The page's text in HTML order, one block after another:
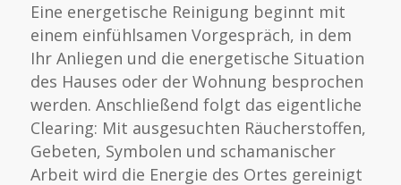
Eine energetische Reinigung beginnt mit
einem einfühlsamen Vorgespräch, in dem
Ihr Anliegen und die energetische Situation
des Hauses oder der Wohnung besprochen
werden. Anschließend folgt das eigentliche
Clearing: Mit ausgesuchten Räucherstoffen,
Gebeten, Symbolen und schamanischer
Arbeit wird die Energie des Ortes gereinigt